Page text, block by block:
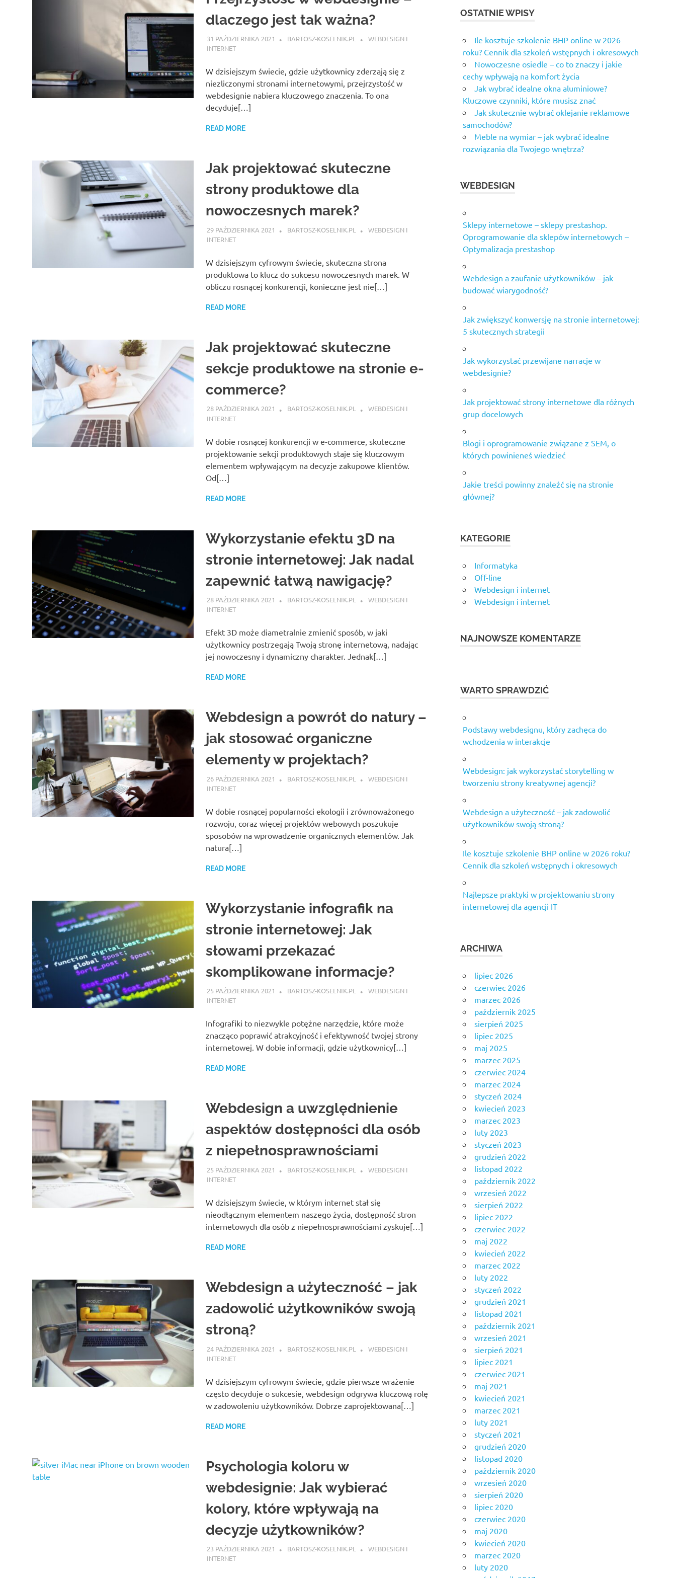
dlaczego jest tak ważna?
31 PAŹDZIERNIKA 2021 BARTOSZ-KOSELNIK.PL
WEBDESIGN I
INTERNET
W dzisiejszym świecie, gdzie użytkownicy zderzają się z
niezliczonymi stronami internetowymi, przejrzystość w
webdesignie nabiera kluczowego znaczenia. To ona
decyduje[…]
READ MORE
Jak projektować skuteczne
strony produktowe dla
nowoczesnych marek?
29 PAŹDZIERNIKA 2021 BARTOSZ-KOSELNIK.PL
WEBDESIGN I
INTERNET
W dzisiejszym cyfrowym świecie, skuteczna strona
produktowa to klucz do sukcesu nowoczesnych marek. W
obliczu rosnącej konkurencji, konieczne jest nie[…]
READ MORE
Jak projektować skuteczne
sekcje produktowe na stronie e-
commerce?
28 PAŹDZIERNIKA 2021 BARTOSZ-KOSELNIK.PL
WEBDESIGN I
INTERNET
W dobie rosnącej konkurencji w e-commerce, skuteczne
projektowanie sekcji produktowych staje się kluczowym
elementem wpływającym na decyzje zakupowe klientów.
Od[…]
READ MORE
Wykorzystanie efektu 3D na
stronie internetowej: Jak nadal
zapewnić łatwą nawigację?
28 PAŹDZIERNIKA 2021 BARTOSZ-KOSELNIK.PL
WEBDESIGN I
INTERNET
Efekt 3D może diametralnie zmienić sposób, w jaki
użytkownicy postrzegają Twoją stronę internetową, nadając
jej nowoczesny i dynamiczny charakter. Jednak[…]
READ MORE
Webdesign a powrót do natury –
jak stosować organiczne
elementy w projektach?
26 PAŹDZIERNIKA 2021 BARTOSZ-KOSELNIK.PL
WEBDESIGN I
INTERNET
W dobie rosnącej popularności ekologii i zrównoważonego
rozwoju, coraz więcej projektów webowych poszukuje
sposobów na wprowadzenie organicznych elementów. Jak
natura[…]
READ MORE
Wykorzystanie infografik na
stronie internetowej: Jak
słowami przekazać
skomplikowane informacje?
25 PAŹDZIERNIKA 2021 BARTOSZ-KOSELNIK.PL
WEBDESIGN I
INTERNET
Infografiki to niezwykle potężne narzędzie, które może
znacząco poprawić atrakcyjność i efektywność twojej strony
internetowej. W dobie informacji, gdzie użytkownicy[…]
READ MORE
Webdesign a uwzględnienie
aspektów dostępności dla osób
z niepełnosprawnościami
25 PAŹDZIERNIKA 2021 BARTOSZ-KOSELNIK.PL
WEBDESIGN I
INTERNET
W dzisiejszym świecie, w którym internet stał się
nieodłącznym elementem naszego życia, dostępność stron
internetowych dla osób z niepełnosprawnościami zyskuje[…]
READ MORE
Webdesign a użyteczność – jak
zadowolić użytkowników swoją
stroną?
24 PAŹDZIERNIKA 2021 BARTOSZ-KOSELNIK.PL
WEBDESIGN I
INTERNET
W dzisiejszym cyfrowym świecie, gdzie pierwsze wrażenie
często decyduje o sukcesie, webdesign odgrywa kluczową rolę
w zadowoleniu użytkowników. Dobrze zaprojektowana[…]
READ MORE
Psychologia koloru w
webdesignie: Jak wybierać
kolory, które wpływają na
decyzje użytkowników?
23 PAŹDZIERNIKA 2021 BARTOSZ-KOSELNIK.PL
WEBDESIGN I
INTERNET
OSTATNIE WPISY
Ile kosztuje szkolenie BHP online w 2026
roku? Cennik dla szkoleń wstępnych i okresowych
Nowoczesne osiedle – co to znaczy i jakie
cechy wpływają na komfort życia
Jak wybrać idealne okna aluminiowe?
Kluczowe czynniki, które musisz znać
Jak skutecznie wybrać oklejanie reklamowe
samochodów?
Meble na wymiar – jak wybrać idealne
rozwiązania dla Twojego wnętrza?
WEBDESIGN
Sklepy internetowe – sklepy prestashop.
Oprogramowanie dla sklepów internetowych –
Optymalizacja prestashop
Webdesign a zaufanie użytkowników – jak
budować wiarygodność?
Jak zwiększyć konwersję na stronie internetowej:
5 skutecznych strategii
Jak wykorzystać przewijane narracje w
webdesignie?
Jak projektować strony internetowe dla różnych
grup docelowych
Blogi i oprogramowanie związane z SEM, o
których powinieneś wiedzieć
Jakie treści powinny znaleźć się na stronie
głównej?
KATEGORIE
Informatyka
Off-line
Webdesign i internet
Webdesign i internet
NAJNOWSZE KOMENTARZE
WARTO SPRAWDZIĆ
Podstawy webdesignu, który zachęca do
wchodzenia w interakcje
Webdesign: jak wykorzystać storytelling w
tworzeniu strony kreatywnej agencji?
Webdesign a użyteczność – jak zadowolić
użytkowników swoją stroną?
Ile kosztuje szkolenie BHP online w 2026 roku?
Cennik dla szkoleń wstępnych i okresowych
Najlepsze praktyki w projektowaniu strony
internetowej dla agencji IT
ARCHIWA
lipiec 2026
czerwiec 2026
marzec 2026
październik 2025
sierpień 2025
lipiec 2025
maj 2025
marzec 2025
czerwiec 2024
marzec 2024
styczeń 2024
kwiecień 2023
marzec 2023
luty 2023
styczeń 2023
grudzień 2022
listopad 2022
październik 2022
wrzesień 2022
sierpień 2022
lipiec 2022
czerwiec 2022
maj 2022
kwiecień 2022
marzec 2022
luty 2022
styczeń 2022
grudzień 2021
listopad 2021
październik 2021
wrzesień 2021
sierpień 2021
lipiec 2021
czerwiec 2021
maj 2021
kwiecień 2021
marzec 2021
luty 2021
styczeń 2021
grudzień 2020
listopad 2020
październik 2020
wrzesień 2020
sierpień 2020
lipiec 2020
czerwiec 2020
maj 2020
kwiecień 2020
marzec 2020
luty 2020